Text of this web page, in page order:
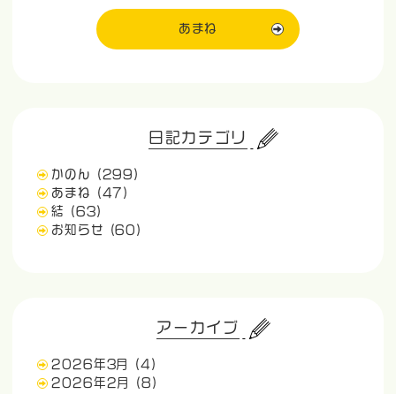
あまね
日記カテゴリ
かのん
(299)
あまね
(47)
結
(63)
お知らせ
(60)
アーカイブ
2026年3月
(4)
2026年2月
(8)